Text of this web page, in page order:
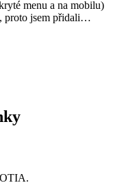
menu a na mobilu)
proto jsem přidali…